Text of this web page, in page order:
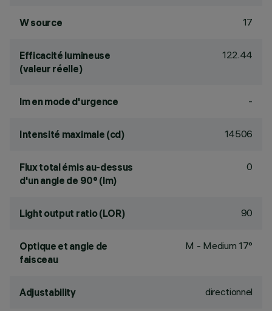
W source 17
Efficacité lumineuse
(valeur réelle)
122.44
lm en mode d'urgence -
Intensité maximale (cd) 14506
Flux total émis au-dessus
d'un angle de 90° (lm)
0
Light output ratio (LOR) 90
Optique et angle de
faisceau
M - Medium 17°
Adjustability directionnel